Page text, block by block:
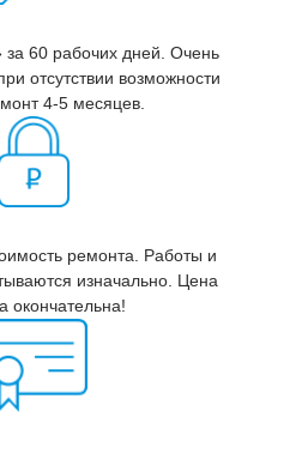
60 рабочих дней. Очень
отсутствии возможности
4-5 месяцев.
ремонта. Работы и
изначально. Цена
окончательна!